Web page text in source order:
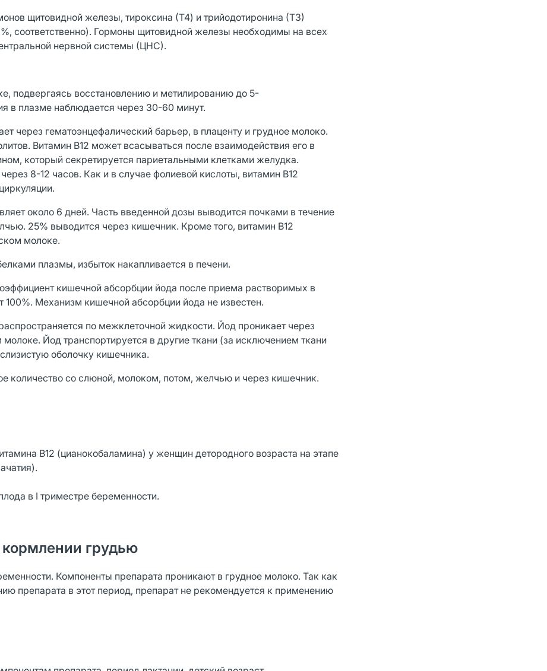
щитовидной железы, тироксина (Т4) и трийодотиронина (Т3)
соответственно). Гормоны щитовидной железы необходимы на всех
нервной системы (ЦНС).
подвергаясь восстановлению и метилированию до 5-
в плазме наблюдается через 30-60 минут.
через гематоэнцефалический барьер, в плаценту и грудное молоко.
Витамин В12 может всасываться после взаимодействия его в
который секретируется париетальными клетками желудка.
8-12 часов. Как и в случае фолиевой кислоты, витамин В12
около 6 дней. Часть введeнной дозы выводится почками в течение
25% выводится через кишечник. Кроме того, витамин В12
молоке.
плазмы, избыток накапливается в печени.
кишечной абсорбции йода после приема растворимых в
Механизм кишечной абсорбции йода не известен.
по межклеточной жидкости. Йод проникает через
Йод транспортируется в другие ткани (за исключением ткани
оболочку кишечника.
количество со слюной, молоком, потом, желчью и через кишечник.
В12 (цианокобаламина) у женщин детородного возраста на этапе
в I триместре беременности.
грудью
Компоненты препарата проникают в грудное молоко. Так как
препарата в этот период, препарат не рекомендуется к применению